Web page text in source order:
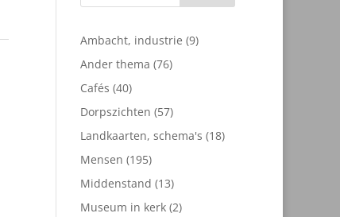
Ambacht, industrie 99
Ander thema 7676
Cafés 4040
producten
Dorpszichten 5757
producten
Landkaarten, schema's 1818
Mensen 195195
producten
Middenstand 1313
producten
Museum in kerk 22